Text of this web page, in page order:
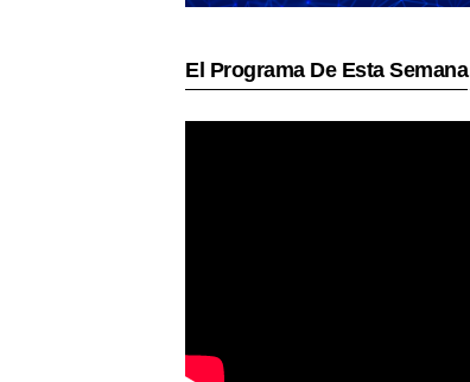
El Programa De Esta Semana